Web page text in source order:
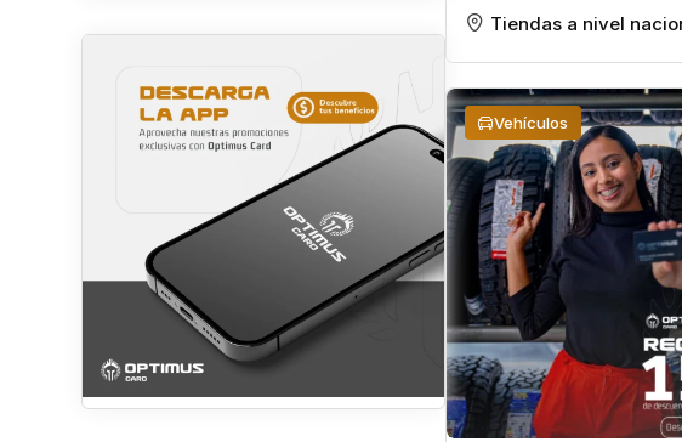
Tiendas a nivel
Vehículos